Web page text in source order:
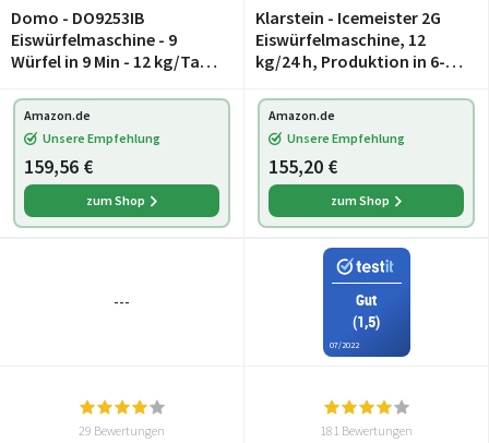
Domo - DO9253IB
Eiswürfelmaschine - 9
Würfel in 9 Min - 12 kg/Tag -
Eiswürfelbereiter aus
Edelstahl
Klarstein - Icemeister 2G
Eiswürfelmaschine, 12
kg/24 h, Produktion in 6-10
Eiswürfelgrößen, 1,8 l
Wassertank, LCD-Display,
Eiswürfelmaschine,
Edelstah
Amazon.de
Unsere Empfehlung
159,56 €
zum Shop
Amazon.de
Unsere Empfehlung
155,20 €
zum Shop
---
Gut
(1,5)
07/2022
29 Bewertungen 181 Bewertungen